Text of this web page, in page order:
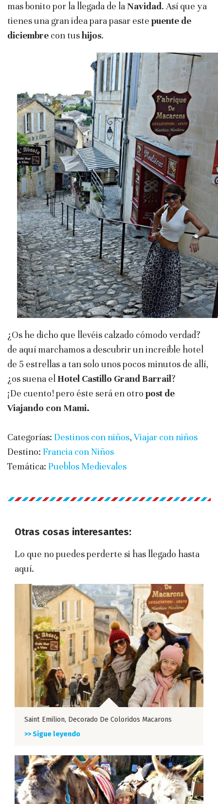
mas bonito por la llegada de la Navidad. Así que ya
tienes una gran idea para pasar este puente de
diciembre con tushijos.
¿Os he dicho que llevéis calzado cómodo verdad?
de aquí marchamos a descubrir un increíble hotel
de 5 estrellas a tan solo unos pocos minutos de allí,
¿os suena el Hotel Castillo Grand Barrail?
¡De cuento! pero éste será en otro post de
Viajando con Mami.
Categorías: Destinos con niños, Viajar con niños
Destino: Francia con Niños
Temática: Pueblos Medievales
Otras cosas interesantes:
Lo que no puedes perderte si has llegado hasta
aquí.
Saint Emilion, Decorado De Coloridos Macarons
>> Sigue leyendo